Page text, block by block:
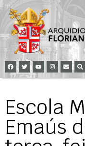
Escola
Emaús